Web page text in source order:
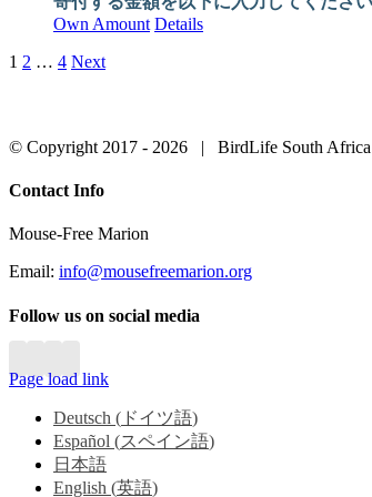
Own Amount Details
1 2 … 4 Next
© Copyright 2017 - 2026 | BirdLife South
Close
Bar
Contact Info
Mouse-Free Marion
Email: info@mousefreemarion.org
Follow us on social media
Page load link
Deutsch ( ドイツ語)
Español (スペイン語)
日本語
English (英語)